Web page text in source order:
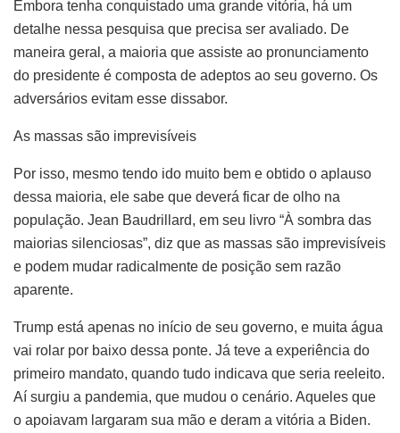
Embora tenha conquistado uma grande vitória, há um
detalhe nessa pesquisa que precisa ser avaliado. De
maneira geral, a maioria que assiste ao pronunciamento
do presidente é composta de adeptos ao seu governo. Os
adversários evitam esse dissabor.
As massas são imprevisíveis
Por isso, mesmo tendo ido muito bem e obtido o aplauso
dessa maioria, ele sabe que deverá ficar de olho na
população. Jean Baudrillard, em seu livro “À sombra das
maiorias silenciosas”, diz que as massas são imprevisíveis
e podem mudar radicalmente de posição sem razão
aparente.
Trump está apenas no início de seu governo, e muita água
vai rolar por baixo dessa ponte. Já teve a experiência do
primeiro mandato, quando tudo indicava que seria reeleito.
Aí surgiu a pandemia, que mudou o cenário. Aqueles que
o apoiavam largaram sua mão e deram a vitória a Biden.